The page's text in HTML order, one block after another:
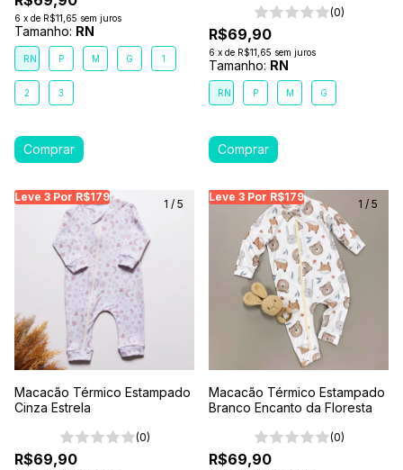
6 x de R$11,65 sem juros
Tamanho: RN
RN P M G 1
2 3
(0)
R$69,90
6 x de R$11,65 sem juros
Tamanho: RN
RN P M G
Leve 3 Por R$179
Leve 3 Por R$179 Leve 3 Por R$179
1 / 5
Macacão Térmico Estampado
Cinza Estrela
(0)
R$69,90
Leve 3 Por R$179
Leve 3 Por R$179
1 / 5
Macacão Térmico Estampado
Branco Encanto da Floresta
(0)
R$69,90